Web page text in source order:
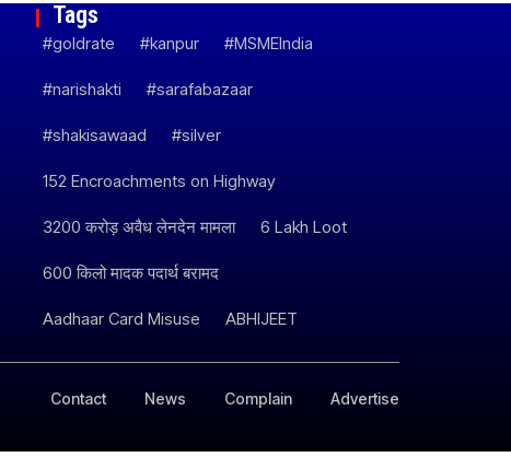
Tags
#goldrate #kanpur #MSMEIndia
#narishakti #sarafabazaar
#shakisawaad #silver
152 Encroachments on Highway
3200 करोड़ अवैध लेनदेन मामला 6 Lakh Loot
600 किलो मादक पदार्थ बरामद
Aadhaar Card Misuse ABHIJEET
Contact News Complain Advertise